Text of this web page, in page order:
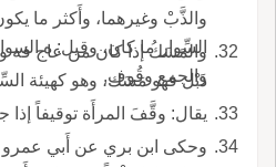
والذَّبْ وغيرهما، وأَكثر ما
السِّوار ما كان، وقيل: ه
والجمع وقُوف.
والمَسَكُ إذا كان من عاج فه
ذَبْل فهو مَسَك، وهو كهيئة
يقال: وقَّفَ المرأَة توقيفاً إذا جعلت في يديها الوقْف.